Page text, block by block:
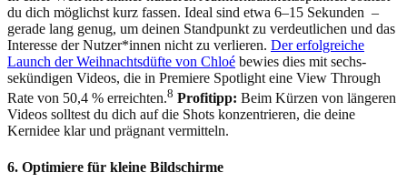
du dich möglichst kurz fassen. Ideal sind etwa 6–15 Sekunden –
gerade lang genug, um deinen Standpunkt zu verdeutlichen und das
Interesse der Nutzer*innen nicht zu verlieren. Der erfolgreiche
Launch der Weihnachtsdüfte von Chloé bewies dies mit sechs-
sekündigen Videos, die in Premiere Spotlight eine View Through
Rate von 50,4 % erreichten.8 Profitipp: Beim Kürzen von längeren
Videos solltest du dich auf die Shots konzentrieren, die deine
Kernidee klar und prägnant vermitteln.
6. Optimiere für kleine Bildschirme